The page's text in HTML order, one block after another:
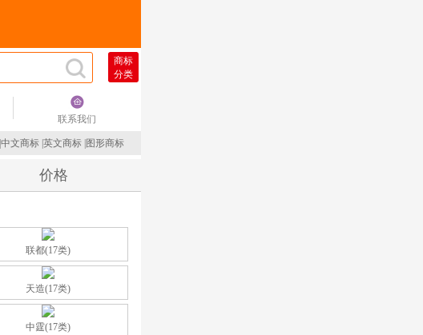
商标
分类
联系我们
中文商标 英文商标 图形商标
价格
联都(17类)
天造(17类)
中霆(17类)